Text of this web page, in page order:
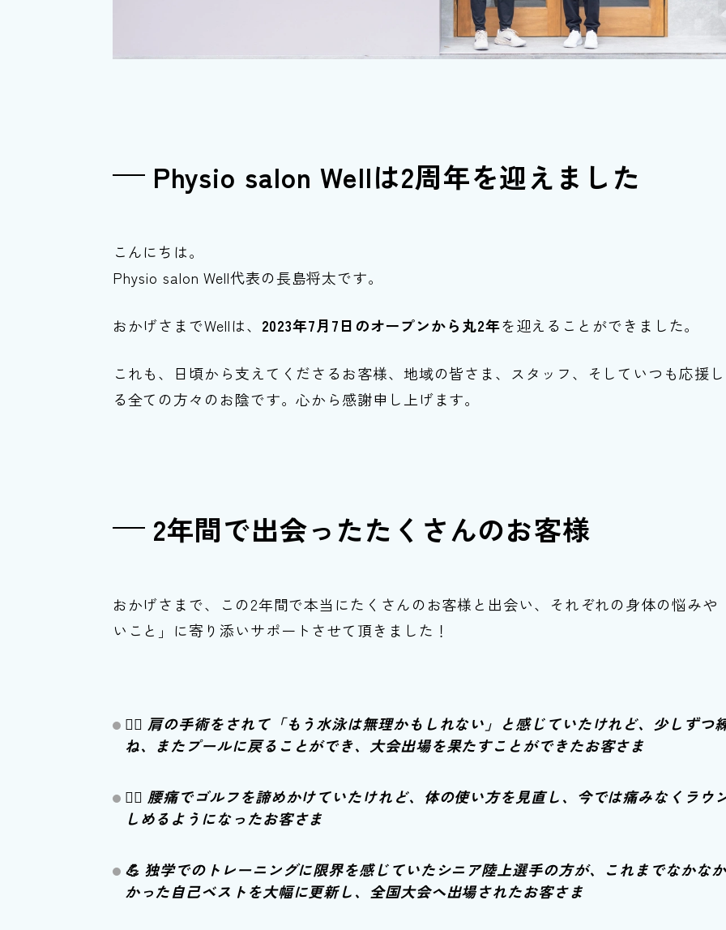
Physio salon Wellは2周年を迎えました
こんにちは。
Physio salon Well代表の長島将太です。
おかげさまでWellは、 2023年7月7日のオープンから丸2年を迎えることができました。
これも、日頃から支えてくださるお客様、地域の皆さま、スタッフ、そしていつも応援
る全ての方々のお陰です。心から感謝申し上げます。
2年間で出会ったたくさんのお客様
おかげさまで、この2年間で本当にたくさんのお客様と出会い、それぞれの身体の悩みや
いこと」に寄り添いサポートさせて頂きました！
🏊‍♀️ 肩の手術をされて「もう水泳は無理かもしれない」と感じていたけれど、少しずつ
ね、またプールに戻ることができ、大会出場を果たすことができたお客さま
🏌️‍♂️ 腰痛でゴルフを諦めかけていたけれど、体の使い方を見直し、今では痛みなくラウ
しめるようになったお客さま
💪 独学でのトレーニングに限界を感じていたシニア陸上選手の方が、これまでなかな
かった自己ベストを大幅に更新し、全国大会へ出場されたお客さま